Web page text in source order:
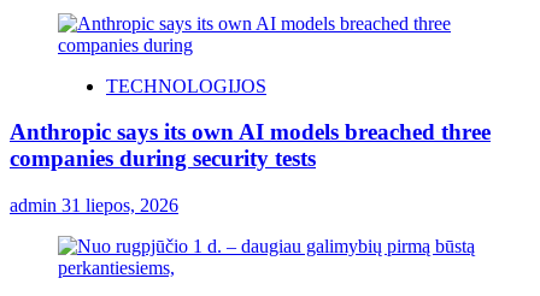
TECHNOLOGIJOS
Anthropic says its own AI models breached three
companies during security tests
admin 31 liepos, 2026